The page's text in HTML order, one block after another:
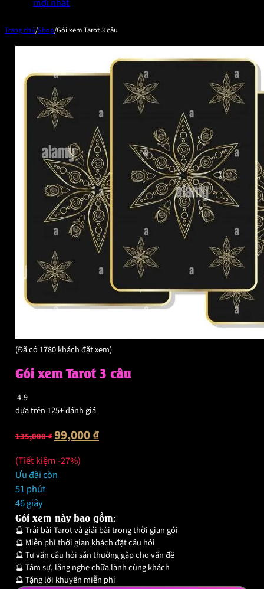
mới nhất
Trang chủ/Shop/Gói xem Tarot 3 câu
(Đã có 1780 khách đặt xem)
Gói xem Tarot 3 câu
4.9
dựa trên 125+ đánh giá
135,000₫Giá
gốc
là:
135,000 ₫.
99,000₫Giá
hiện
(Tiết kiệm -27%)
Ưu đãi còn
51 phút
45 giây
Gói xem này bao gồm:
🔮 Trải bài Tarot và giải bài trong thời gian gói
🔮 Miễn phí thời gian khách đặt câu hỏi
🔮 Tư vấn câu hỏi sẵn thường gặp cho vấn đề
🔮 Tâm sự, lắng nghe chữa lành cùng khách
🔮 Tặng lời khuyên miễn phí